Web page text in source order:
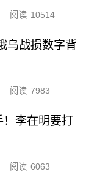
阅读 10514
乌战损数字背
阅读 7983
！李在明要打
阅读 6063